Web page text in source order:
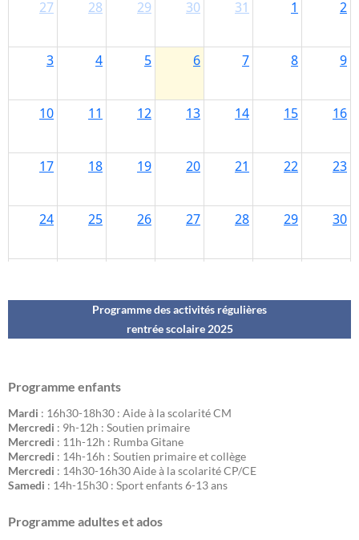
Programme des activités régulières
rentrée scolaire 2025
Programme enfants
Mardi : 16h30-18h30 : Aide à la scolarité CM
Mercredi : 9h-12h : Soutien primaire
Mercredi : 11h-12h : Rumba Gitane
Mercredi : 14h-16h : Soutien primaire et collège
Mercredi : 14h30-16h30 Aide à la scolarité CP/CE
Samedi : 14h-15h30 : Sport enfants 6-13 ans
Programme adultes et ados